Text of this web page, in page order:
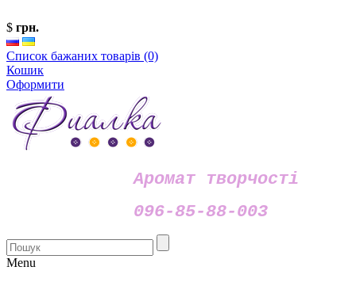
$ грн.
Список бажаних товарів (0)
Кошик
Оформити
Аромат творчості
096-85-88-003
Menu